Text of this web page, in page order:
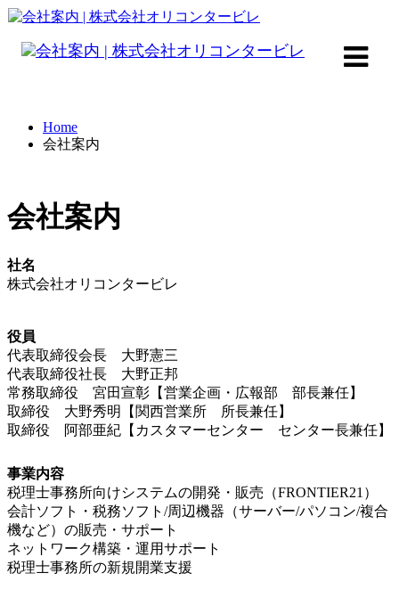
Home
会社案内
会社案内
社名
株式会社オリコンタービレ
役員
代表取締役会長 大野憲三
代表取締役社長 大野正邦
常務取締役 宮田宣彰【営業企画・広報部 部長兼任】
取締役 大野秀明【関西営業所 所長兼任】
取締役 阿部亜紀【カスタマーセンター センター長兼任】
事業内容
税理士事務所向けシステムの開発・販売（FRONTIER21）
会計ソフト・税務ソフト/周辺機器（サーバー/パソコン/複合
機など）の販売・サポート
ネットワーク構築・運用サポート
税理士事務所の新規開業支援